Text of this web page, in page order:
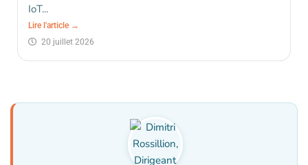
IoT...
Lire l'article →
20 juillet 2026